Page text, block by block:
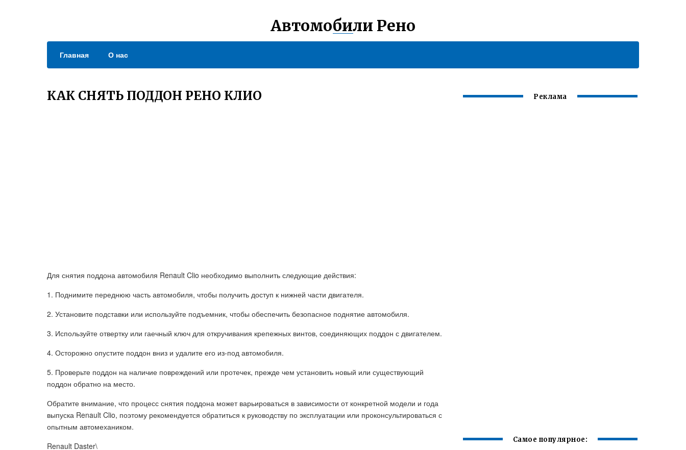
Автомобили Рено
Главная О нас
КАК СНЯТЬ ПОДДОН РЕНО КЛИО
Для снятия поддона автомобиля Renault Clio необходимо выполнить следующие действия:
1. Поднимите переднюю часть автомобиля, чтобы получить доступ к нижней части двигателя.
2. Установите подставки или используйте подъемник, чтобы обеспечить безопасное поднятие автомобиля.
3. Используйте отвертку или гаечный ключ для откручивания крепежных винтов, соединяющих поддон с двигателем.
4. Осторожно опустите поддон вниз и удалите его из-под автомобиля.
5. Проверьте поддон на наличие повреждений или протечек, прежде чем установить новый или существующий
поддон обратно на место.
Обратите внимание, что процесс снятия поддона может варьироваться в зависимости от конкретной модели и года
выпуска Renault Clio, поэтому рекомендуется обратиться к руководству по эксплуатации или проконсультироваться с
опытным автомехаником.
Renault Daster\
Реклама
Самое популярное: